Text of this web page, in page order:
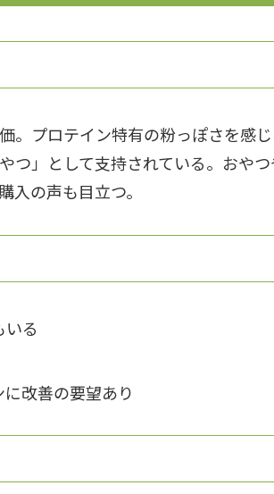
。プロテイン特有の粉っぽさを感
つ」として支持されている。おや
入の声も目立つ。
る
改善の要望あり